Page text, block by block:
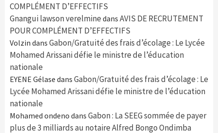
COMPLÉMENT D’EFFECTIFS
Gnangui lawson verelmine dans AVIS DE RECRUTEMENT
POUR COMPLÉMENT D’EFFECTIFS
Volzin dans Gabon/Gratuité des frais d’écolage : Le Lycée
Mohamed Arissani défie le ministre de l’éducation
nationale
EYENE Gélase dans Gabon/Gratuité des frais d’écolage : Le
Lycée Mohamed Arissani défie le ministre de l’éducation
nationale
Mohamed ondeno dans Gabon : La SEEG sommée de payer
plus de 3 milliards au notaire Alfred Bongo Ondimba